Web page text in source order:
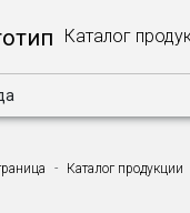
Каталог
Каталог продукции